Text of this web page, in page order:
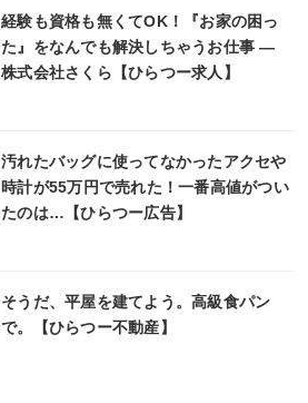
経験も資格も無くてOK！『お家の困っ
た』をなんでも解決しちゃうお仕事 ―
株式会社さくら【ひらつー求人】
汚れたバッグに使ってなかったアクセや
時計が55万円で売れた！一番高値がつい
たのは…【ひらつー広告】
そうだ、平屋を建てよう。高級食パン
で。【ひらつー不動産】